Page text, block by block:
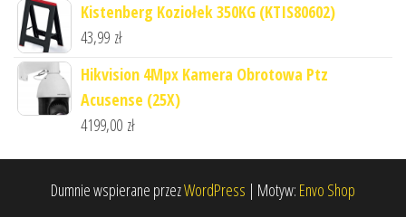
Kistenberg Koziołek 350KG (KTIS80602)
43,99 zł
Hikvision 4Mpx Kamera Obrotowa Ptz
Acusense (25X)
4199,00 zł
Dumnie wspierane przezWordPress | Motyw: Envo Shop